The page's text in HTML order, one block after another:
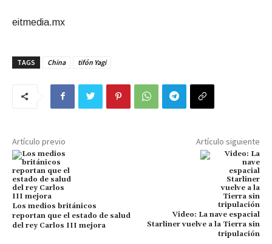
eitmedia.mx
TAGS China tifón Yagi
Artículo previo
Los medios británicos
reportan que el estado de salud
del rey Carlos III mejora
Artículo siguiente
Video: La nave espacial
Starliner vuelve a la Tierra sin
tripulación